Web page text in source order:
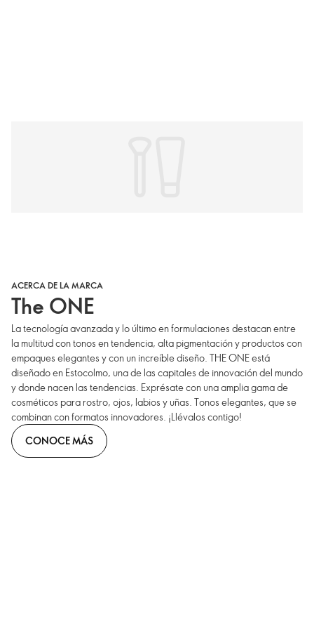
ACERCA DE LA MARCA
The ONE
La tecnología avanzada y lo último en formulaciones destacan entre
la multitud con tonos en tendencia, alta pigmentación y productos con
empaques elegantes y con un increíble diseño. THE ONE está
diseñado en Estocolmo, una de las capitales de innovación del mundo
y donde nacen las tendencias. Exprésate con una amplia gama de
cosméticos para rostro, ojos, labios y uñas. Tonos elegantes, que se
combinan con formatos innovadores. ¡Llévalos contigo!
CONOCE MÁS